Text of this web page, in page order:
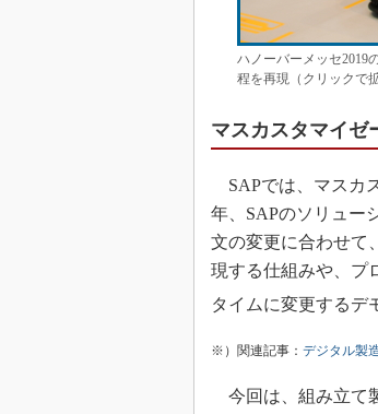
ハノーバーメッセ2019
程を再現（クリックで拡
マスカスタマイゼ
SAPでは、マスカ
年、SAPのソリュー
文の変更に合わせて
現する仕組みや、プ
タイムに変更するデ
※）関連記事： デジタル製
今回は、組み立て